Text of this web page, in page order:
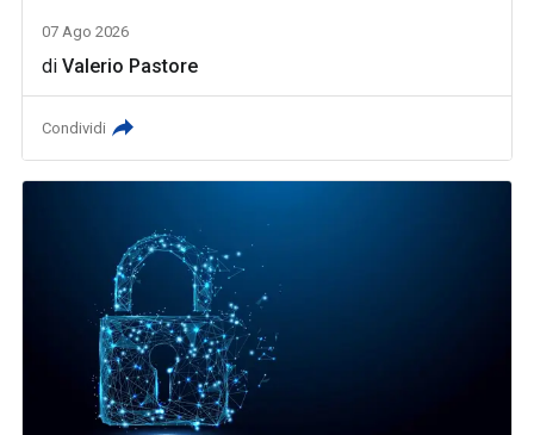
07 Ago 2026
diValerio Pastore
Condividi